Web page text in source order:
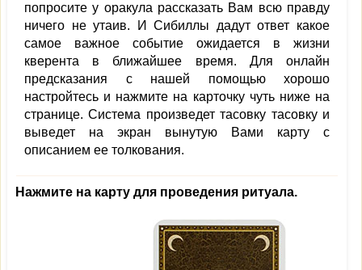
попросите у оракула рассказать Вам всю правду
ничего не утаив. И Сибиллы дадут ответ какое
самое важное событие ожидается в жизни
кверента в ближайшее время. Для онлайн
предсказания с нашей помощью хорошо
настройтесь и нажмите на карточку чуть ниже на
странице. Система произведет тасовку тасовку и
выведет на экран вынутую Вами карту с
описанием ее толкования.
Нажмите на карту для проведения ритуала.